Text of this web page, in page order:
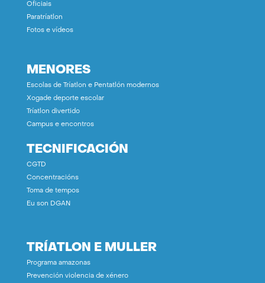
Oficiais
Paratríatlon
Fotos e vídeos
MENORES
Escolas de Tríatlon e Pentatlón modernos
Xogade deporte escolar
Tríatlon divertido
Campus e encontros
TECNIFICACIÓN
CGTD
Concentracións
Toma de tempos
Eu son DGAN
TRÍATLON E MULLER
Programa amazonas
Prevención violencia de xénero